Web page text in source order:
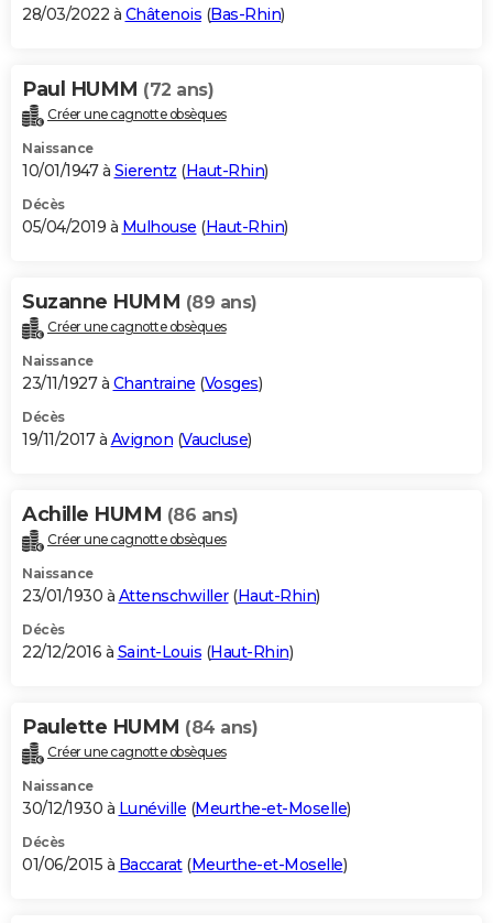
28/03/2022 à Châtenois (Bas-Rhin)
Paul HUMM (72 ans)
Créer une cagnotte obsèques
Naissance
10/01/1947 à Sierentz (Haut-Rhin)
Décès
05/04/2019 à Mulhouse (Haut-Rhin)
Suzanne HUMM (89 ans)
Créer une cagnotte obsèques
Naissance
23/11/1927 à Chantraine (Vosges)
Décès
19/11/2017 à Avignon (Vaucluse)
Achille HUMM (86 ans)
Créer une cagnotte obsèques
Naissance
23/01/1930 à Attenschwiller(Haut-Rhin)
Décès
22/12/2016 à Saint-Louis (Haut-Rhin)
Paulette HUMM (84 ans)
Créer une cagnotte obsèques
Naissance
30/12/1930 à Lunéville (Meurthe-et-Moselle)
Décès
01/06/2015 à Baccarat(Meurthe-et-Moselle)